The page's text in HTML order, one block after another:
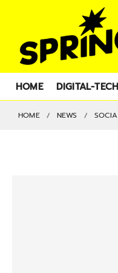
HOME DIGITAL-TECH
HOME NEWS